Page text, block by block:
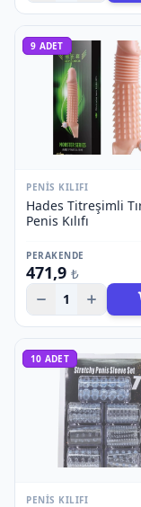
9 ADET
PENIS KILIFI
Hades Titreşimli
Penis Kılıfı
PERAKENDE
471,9 ₺
1
10 ADET
PENIS KILIFI